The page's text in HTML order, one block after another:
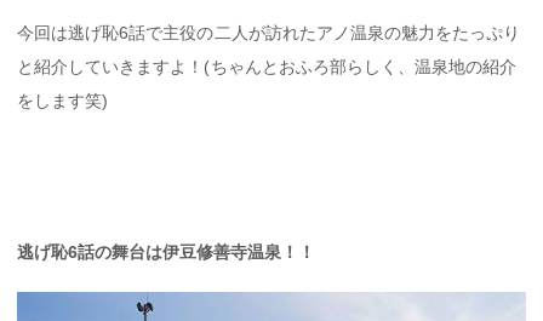
今回は逃げ恥6話で主役の二人が訪れたアノ温泉の魅力をたっぷり
と紹介していきますよ！(ちゃんとおふろ部らしく、温泉地の紹介
をします笑)
逃げ恥6話の舞台は伊豆修善寺温泉！！